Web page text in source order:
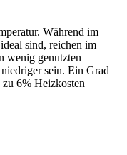
Während im
sind, reichen im
wenig genutzten
sein. Ein Grad
6% Heizkosten